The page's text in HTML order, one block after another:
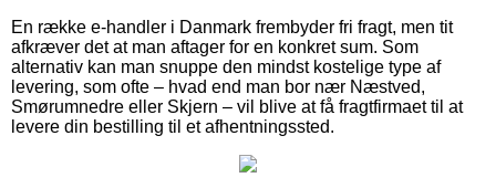
En række e-handler i Danmark frembyder fri fragt, men tit
afkræver det at man aftager for en konkret sum. Som
alternativ kan man snuppe den mindst kostelige type af
levering, som ofte – hvad end man bor nær Næstved,
Smørumnedre eller Skjern – vil blive at få fragtfirmaet til at
levere din bestilling til et afhentningssted.